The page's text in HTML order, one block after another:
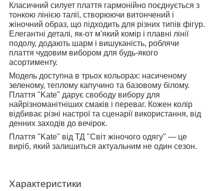
Класичний силует плаття гармонійно поєднується з
тонкою лінією талії, створюючи витончений і
жіночний образ, що підходить для різних типів фігур.
Елегантні деталі, як-от м'який комір і плавні лінії
подолу, додають шарм і вишуканість, роблячи
плаття чудовим вибором для будь-якого
асортименту.
Модель доступна в трьох кольорах: насиченому
зеленому, теплому капучино та базовому білому.
Плаття "Kate" дарує свободу вибору для
найрізноманітніших смаків і переваг. Кожен колір
відбиває різні настрої та сценарії використання, від
денних заходів до вечірок.
Плаття "Kate" від ТД "Світ жіночого одягу" — це
виріб, який залишиться актуальним не один сезон.
Характеристики